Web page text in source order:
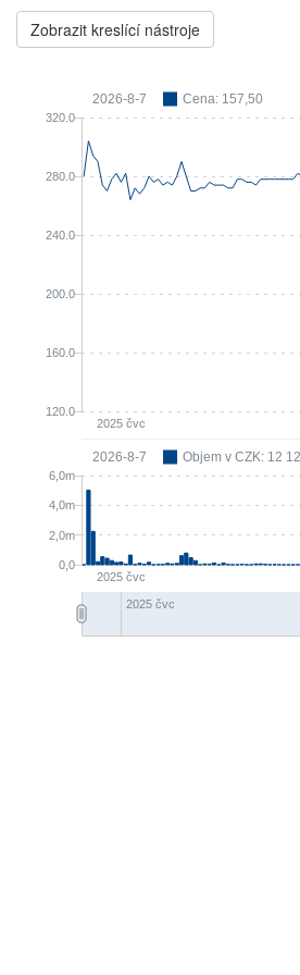
Zobrazit kreslící nástroje
120.0
160.0
200.0
240.0
280.0
320.0
2025 čvc
2026-8-7 Cena: 157,50
0,0
2,0m
4,0m
6,0m
2025 čvc
2026-8-7 Objem v CZK: 12
2025 čvc